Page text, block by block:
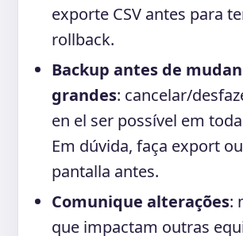
exporte CSV antes para
rollback.
Backup antes de
grandes: cancelar/
en el ser possível em
Em dúvida, faça export
pantalla antes.
Comunique alterações:
que impactam outras